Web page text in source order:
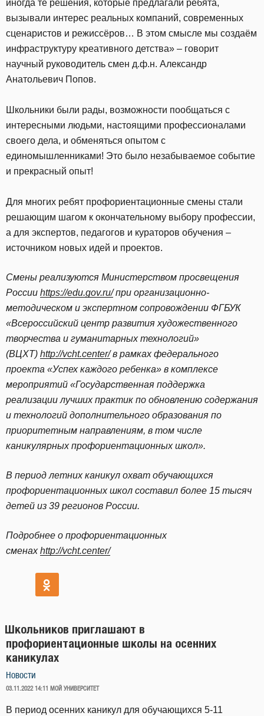
иногда те решения, которые предлагали ребята,
вызывали интерес реальных компаний, современных
сценаристов и режиссёров… В этом смысле мы создаём
инфраструктуру креативного детства» – говорит
научный руководитель смен д.ф.н. Александр
Анатольевич Попов.
Школьники были рады, возможности пообщаться с
интересными людьми, настоящими профессионалами
своего дела, и обменяться опытом с
единомышленниками! Это было незабываемое событие
и прекрасный опыт!
Для многих ребят профориентационные смены стали
решающим шагом к окончательному выбору профессии,
а для экспертов, педагогов и кураторов обучения –
источником новых идей и проектов.
Смены реализуются Министерством просвещения
России https://edu.gov.ru/при организационно-
методическом и экспертном сопровождении ФГБУК
«Всероссийский центр развития художественного
творчества и гуманитарных технологий»
(ВЦХТ) http://vcht.center/в рамках федерального
проекта «Успех каждого ребенка» в комплексе
мероприятий «Государственная поддержка
реализации лучших практик по обновлению содержания
и технологий дополнительного образования по
приоритетным направлениям, в том числе
каникулярных профориентационных школ».
В период летних каникул охват обучающихся
профориентационных школ составил более 15 тысяч
детей из 39 регионов России.
Подробнее о профориентационных
сменахhttp://vcht.center/
Школьников приглашают в
профориентационные школы на осенних
каникулах
Новости
ОПУБЛИКОВАНО
03.11.2022 14:11 МОЙ УНИВЕРСИТЕТ
В период осенних каникул для обучающихся 5-11